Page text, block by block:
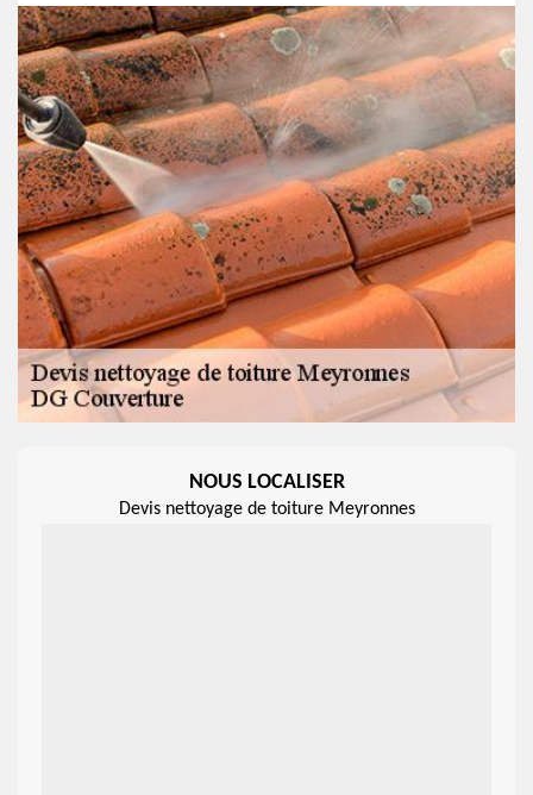
NOUS LOCALISER
Devis nettoyage de toiture Meyronnes